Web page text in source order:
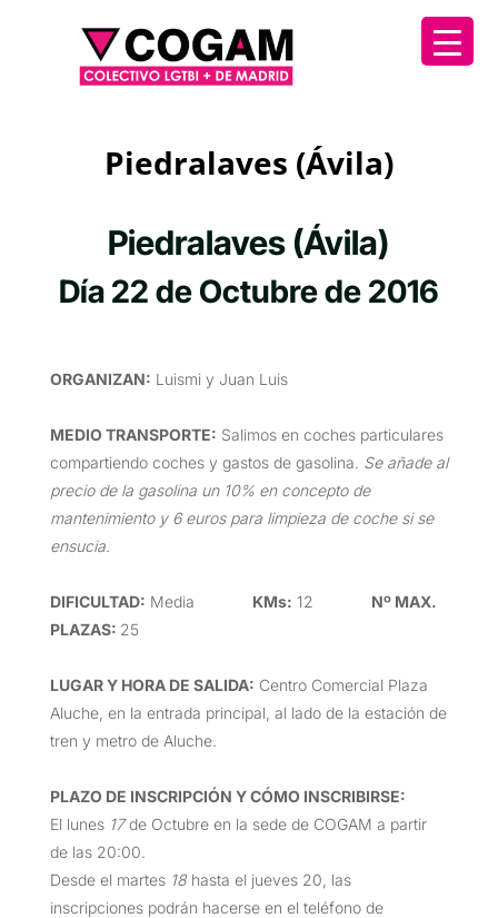
Piedralaves (Ávila)
Piedralaves (Ávila)
Día 22 de Octubre de 2016
ORGANIZAN: Luismi y Juan Luis
MEDIO TRANSPORTE: Salimos en coches particulares
compartiendo coches y gastos de gasolina. Se añade al
precio de la gasolina un 10% en concepto de
mantenimiento y 6 euros para limpieza de coche si se
ensucia.
DIFICULTAD: Media KMs: 12 Nº MAX.
PLAZAS: 25
LUGAR Y HORA DE SALIDA: Centro Comercial Plaza
Aluche, en la entrada principal, al lado de la estación de
tren y metro de Aluche.
PLAZO DE INSCRIPCIÓN Y CÓMO INSCRIBIRSE:
El lunes 17de Octubre en la sede de COGAM a partir
de las 20:00.
Desde el martes 18hasta el jueves 20, las
inscripciones podrán hacerse en el teléfono de